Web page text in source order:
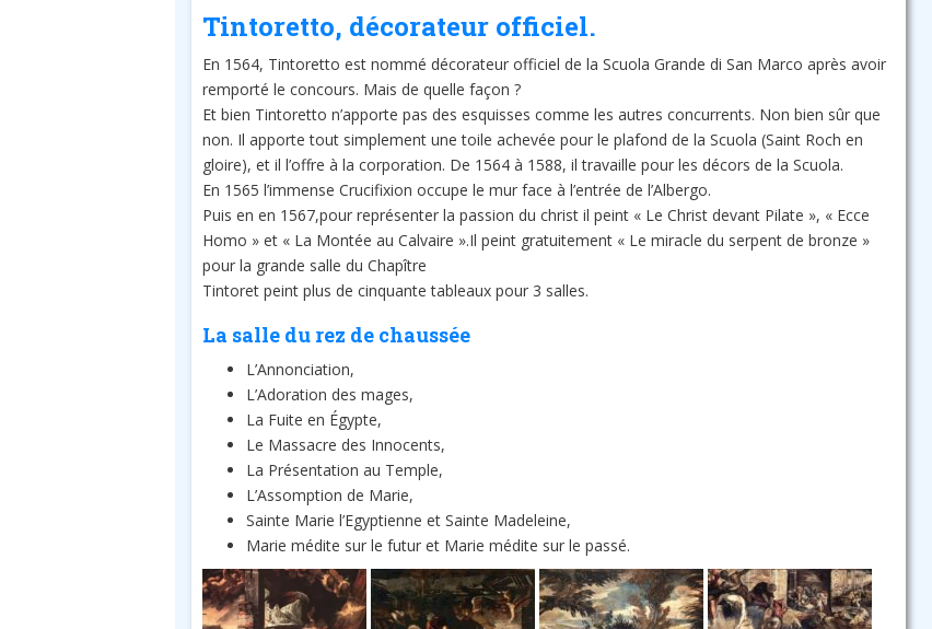
Tintoretto, décorateur officiel.
En 1564, Tintoretto est nommé décorateur officiel de la Scuola Grande di San Marco après avoir
remporté le concours. Mais de quelle façon ?
Et bien Tintoretto n’apporte pas des esquisses comme les autres concurrents. Non bien sûr que
non. Il apporte tout simplement une toile achevée pour le plafond de la Scuola (Saint Roch en
gloire), et il l’offre à la corporation. De 1564 à 1588, il travaille pour les décors de la Scuola.
En 1565 l’immense Crucifixion occupe le mur face à l’entrée de l’Albergo.
Puis en en 1567,pour représenter la passion du christ il peint « Le Christ devant Pilate », « Ecce
Homo » et « La Montée au Calvaire ».Il peint gratuitement « Le miracle du serpent de bronze »
pour la grande salle du Chapître
Tintoret peint plus de cinquante tableaux pour 3 salles.
La salle du rez de chaussée
L’Annonciation,
L’Adoration des mages,
La Fuite en Égypte,
Le Massacre des Innocents,
La Présentation au Temple,
L’Assomption de Marie,
Sainte Marie l’Egyptienne et Sainte Madeleine,
Marie médite sur le futur et Marie médite sur le passé.